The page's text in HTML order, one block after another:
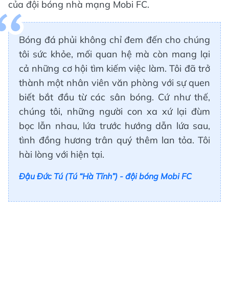
của đội bóng nhà mạng Mobi FC.
Bóng đá phủi không chỉ đem đến cho chúng
tôi sức khỏe, mối quan hệ mà còn mang lại
cả những cơ hội tìm kiếm việc làm. Tôi đã trở
thành một nhân viên văn phòng với sự quen
biết bắt đầu từ các sân bóng. Cứ như thế,
chúng tôi, những người con xa xứ lại đùm
bọc lẫn nhau, lứa trước hướng dẫn lứa sau,
tình đồng hương trân quý thêm lan tỏa. Tôi
hài lòng với hiện tại.
Đậu Đức Tú (Tú “Hà Tĩnh”) - đội bóng Mobi FC